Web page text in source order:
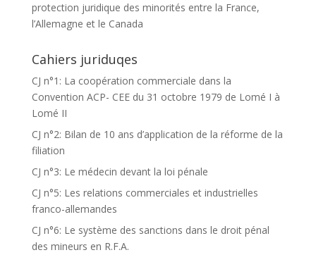
protection juridique des minorités entre la France,
l’Allemagne et le Canada
Cahiers juriduqes
CJ n°1: La coopération commerciale dans la
Convention ACP- CEE du 31 octobre 1979 de Lomé I à
Lomé II
CJ n°2: Bilan de 10 ans d’application de la réforme de la
filiation
CJ n°3: Le médecin devant la loi pénale
CJ n°5: Les relations commerciales et industrielles
franco-allemandes
CJ n°6: Le système des sanctions dans le droit pénal
des mineurs en R.F.A.